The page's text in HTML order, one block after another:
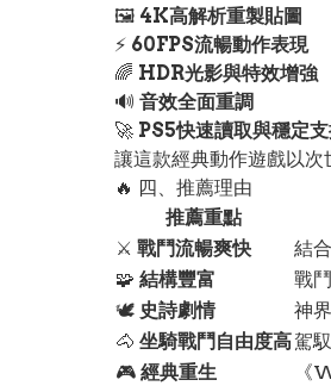
🖼️ 4K高解析重製貼圖
⚡ 60FPS流暢動作表現
🌈 HDR光影與特效增強
🔊 音效全面重調
🚀 PS5快速讀取與穩定
讓這款經典動作遊戲以次
🔥 四、推薦理由
推薦重點
⚔️ 戰鬥流暢爽快
結
🧩 結構豐富
戰
🕊️ 史詩劇情
神
🐴 坐騎戰鬥自由度高駕
🎮 經典重生 《